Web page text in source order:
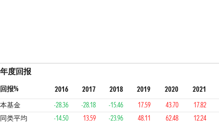
年度回报
回报% 2016 2017 2018 2019 2020
2021
本基金
-28.36 -28.18 -15.46 17.59 43.70
17.82
同类平均
-14.50 13.59 -23.96 48.11 62.48
12.24